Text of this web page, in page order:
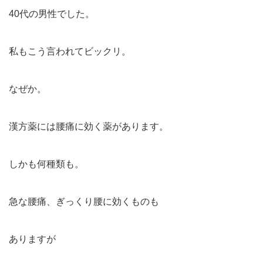
40代の男性でした。
私もこう言われてビックリ。
なぜか。
漢方薬には腰痛に効く薬があります。
しかも何種類も。
急な腰痛、ぎっくり腰に効くものも
ありますが